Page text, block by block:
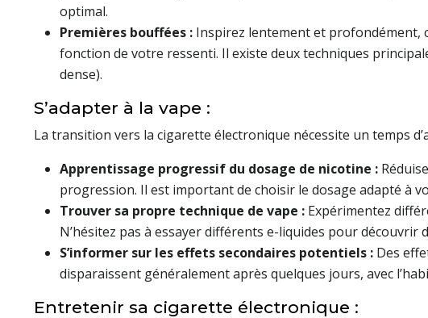
optimal.
Premières bouffées : Inspirez lentement et profondément,
fonction de votre ressenti. Il existe deux techniques
dense).
S’adapter à la vape :
La transition vers la cigarette électronique nécessite un temps
Apprentissage progressif du dosage de nicotine :
progression. Il est important de choisir le dosage adapté à
Trouver sa propre technique de vape : Expérimentez
N’hésitez pas à essayer différents e-liquides pour découvrir
S’informer sur les effets secondaires potentiels : Des
disparaissent généralement après quelques jours, avec
Entretenir sa cigarette électronique :